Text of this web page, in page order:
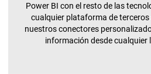
Power BI con el resto de las
cualquier plataforma de terceros
nuestros conectores
información desde cualquier